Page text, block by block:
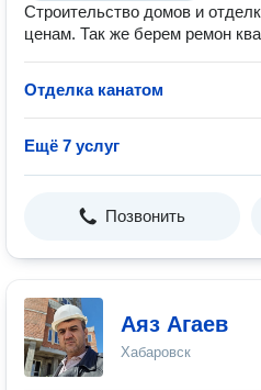
Строительство домов и
ценам. Так же берем ремон
Отделка канатом
Ещё 7 услуг
Позвонить
Аяз Агаев
Хабаровск